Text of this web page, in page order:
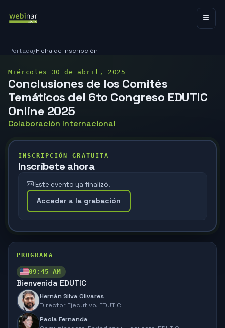
Portada/Ficha de Inscripción
Miércoles 30 de abril, 2025
Conclusiones de los Comités
Temáticos del 6to Congreso EDUTIC
Online 2025
Colaboración Internacional
INSCRIPCIÓN GRATUITA
Inscríbete ahora
Este evento ya finalizó.
Acceder a la grabación
PROGRAMA
09:45 AM
Bienvenida EDUTIC
Hernán Silva Olivares
Director Ejecutivo, EDUTIC
Paola Fernanda